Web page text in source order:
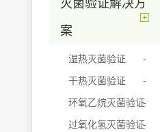
灭菌验证解决方
案
湿热灭菌验证
干热灭菌验证
环氧乙烷灭菌验证
过氧化氢灭菌验证